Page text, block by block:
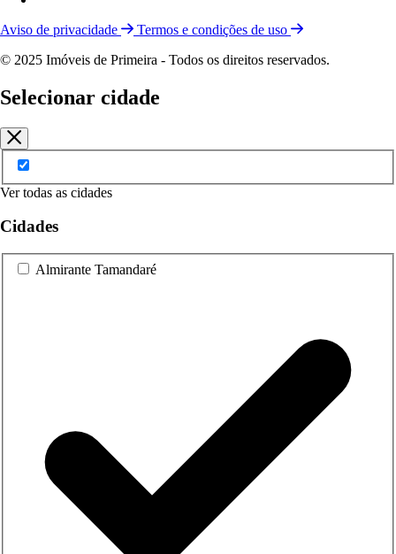
Aviso de privacidade
Termos e condições de uso
© 2025 Imóveis de Primeira - Todos os direitos reservados.
Selecionar cidade
Ver todas as cidades
Cidades
Almirante Tamandaré